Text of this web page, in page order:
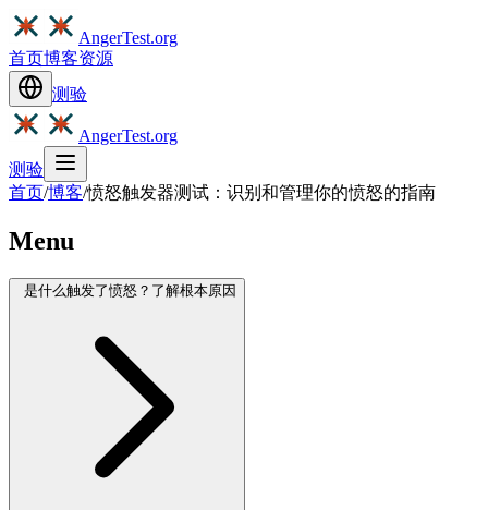
AngerTest.org
首页博客资源
测验
AngerTest.org
测验
首页/博客/愤怒触发器测试：识别和管理你的愤怒的指南
Menu
是什么触发了愤怒？了解根本原因